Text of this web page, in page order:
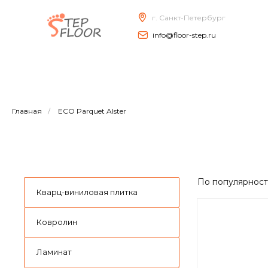
г. Санкт-Петербург
info@floor-step.ru
Главная / ECO Parquet Alster
Кварц-виниловая плитка
Ковролин
Ламинат
По